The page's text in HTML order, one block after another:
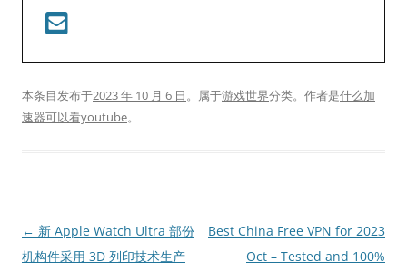
本条目发布于2023 年 10 月 6 日。属于游戏世界分类。 作者是什么加
速器可以看youtube。
文
章
← 新 Apple Watch Ultra 部份
机构件采用 3D 列印技术生产
Best China Free VPN for 2023
Oct – Tested and 100%